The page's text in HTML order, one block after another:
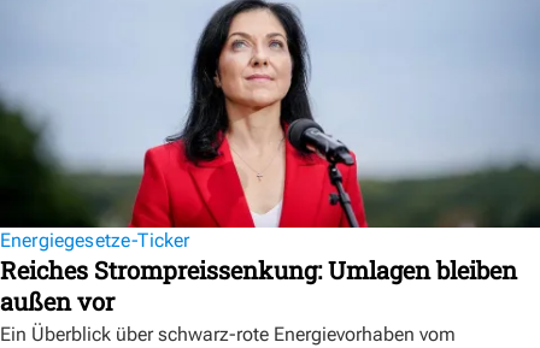
Energiegesetze-Ticker
Reiches Strompreissenkung: Umlagen bleiben
außen vor
Ein Überblick über schwarz-rote Energievorhaben vom